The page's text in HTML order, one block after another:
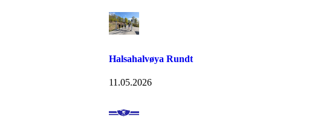
Halsahalvøya Rundt
11.05.2026